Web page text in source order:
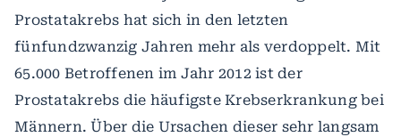
Prostatakrebs hat sich in den letzten
fünfundzwanzig Jahren mehr als verdoppelt. Mit
65.000 Betroffenen im Jahr 2012 ist der
Prostatakrebs die häufigste Krebserkrankung bei
Männern. Über die Ursachen dieser sehr langsam